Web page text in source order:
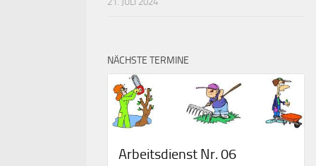
NÄCHSTE TERMINE
Arbeitsdienst Nr. 06